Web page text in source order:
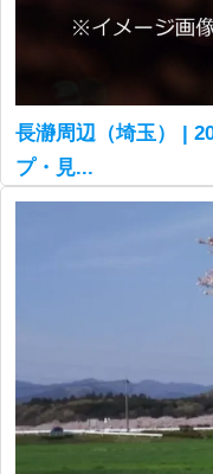
長瀞周辺（埼玉） |
プ・見...